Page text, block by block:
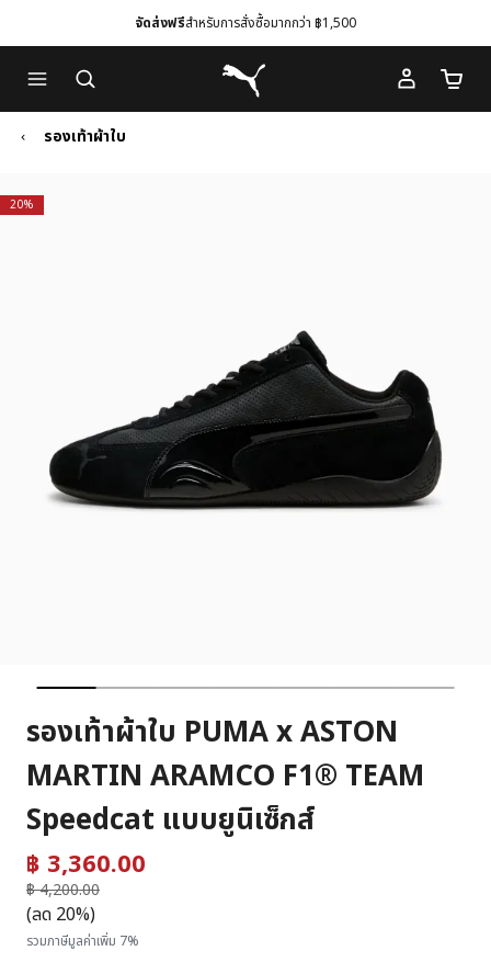
to
Main
content
to
Footer
Content
จัดส่งฟรีสำหรับการสั่งซื้อมากกว่า ฿1,500
Puma โฮม
จำนว
รองเท้าผ้าใบ
20%
รองเท้าผ้าใบ PUMA x ASTON
MARTIN ARAMCO F1® TEAM
Speedcat แบบยูนิเซ็กส์
฿ 3,360.00
฿ 4,200.00
ถึง
(ลด 20%)
รวมภาษีมูลค่าเพิ่ม 7%